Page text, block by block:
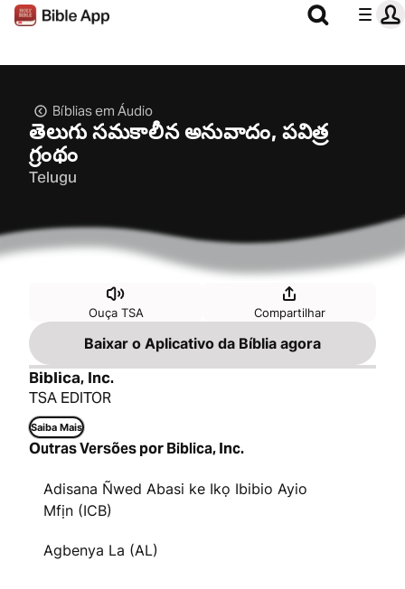
Bíblias em Áudio
తెలుగు సమకాలీన అనువాదం, పవిత్ర
గ్రంథం
Telugu
Ouça TSA Compartilhar
Baixar o Aplicativo da Bíblia agora
Biblica, Inc.
TSA EDITOR
Saiba Mais
Outras Versões por Biblica, Inc.
Adisana Ñwed Abasi ke Ikọ Ibibio Ayio
Mfịn (ICB)
Agbenya La (AL)